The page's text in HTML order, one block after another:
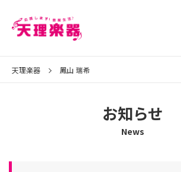
天理楽器 鳳山 瑞希
お知らせ
News